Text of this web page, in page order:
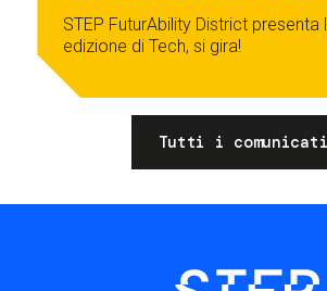
STEP FuturAbility District presenta
edizione di Tech, si gira!
Tutti i comunicati